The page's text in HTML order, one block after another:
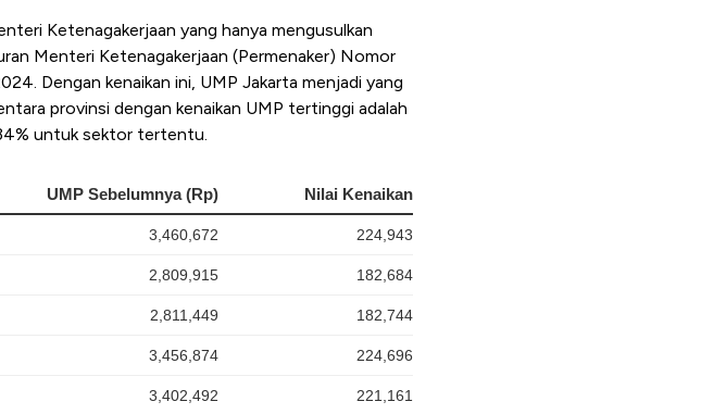
Ketenagakerjaan yang hanya mengusulkan
Menteri Ketenagakerjaan (Permenaker) Nomor
Dengan kenaikan ini, UMP Jakarta menjadi yang
provinsi dengan kenaikan UMP tertinggi adalah
untuk sektor tertentu.